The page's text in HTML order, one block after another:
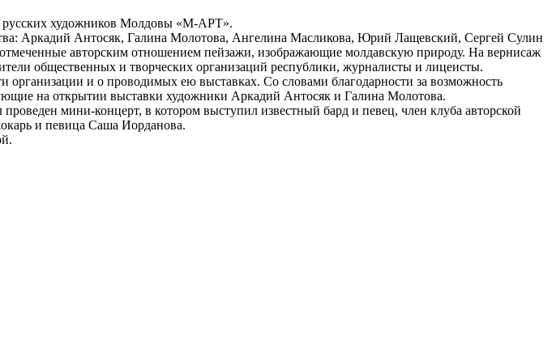
русских художников Молдовы «М-АРТ».
Аркадий Антосяк, Галина Молотова, Ангелина Масликова, Юрий Лащевский, Сергей Сулин
авторским отношением пейзажи, изображающие молдавскую природу. На вернисаж
общественных и творческих организаций республики, журналисты и лицеисты.
и о проводимых ею выставках. Со словами благодарности за возможность
на открытии выставки художники Аркадий Антосяк и Галина Молотова.
мини-концерт, в котором выступил известный бард и певец, член клуба авторской
и певица Саша Иорданова.